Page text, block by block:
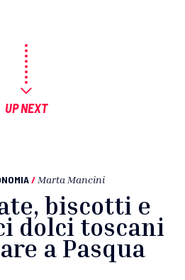
UP NEXT
/ Marta Mancini
biscotti e
dolci toscani
a Pasqua